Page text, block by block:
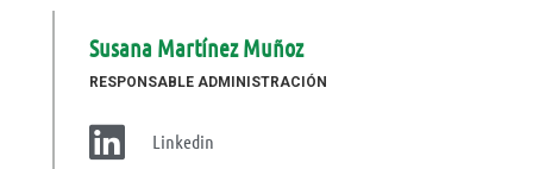
Susana Martínez Muñoz
RESPONSABLE ADMINISTRACIÓN
Linkedin